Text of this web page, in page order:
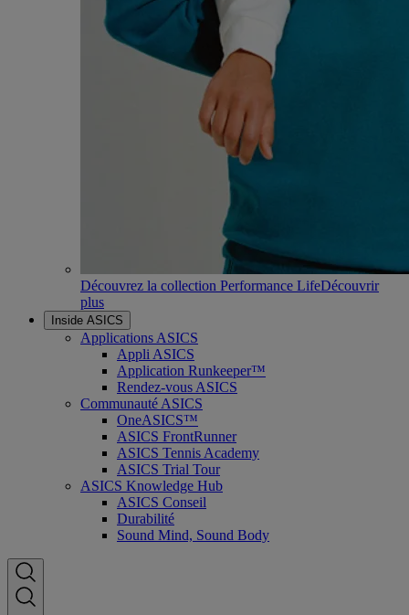
Découvrez la collection Performance LifeDécouvrir
plus
Inside ASICS
Applications ASICS
Appli ASICS
Application Runkeeper™
Rendez-vous ASICS
Communauté ASICS
OneASICS™
ASICS FrontRunner
ASICS Tennis Academy
ASICS Trial Tour
ASICS Knowledge Hub
ASICS Conseil
Durabilité
Sound Mind, Sound Body